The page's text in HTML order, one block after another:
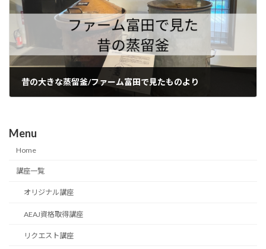
昔の大きな蒸留釜/ファーム富田で見たものより
Menu
Home
講座一覧
オリジナル講座
AEAJ資格取得講座
リクエスト講座